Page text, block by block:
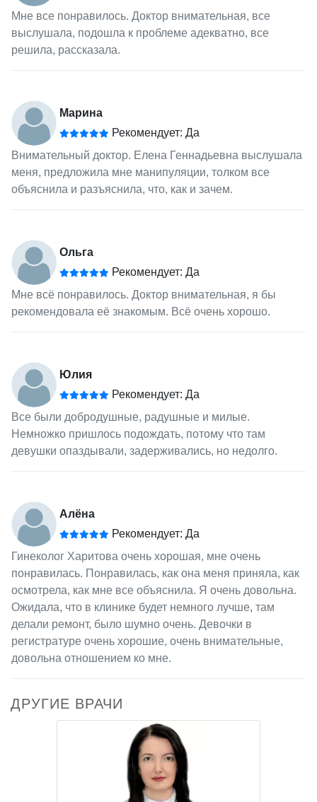
Мне все понравилось. Доктор внимательная, все
выслушала, подошла к проблеме адекватно, все
решила, рассказала.
Марина
Рекомендует: Да
Внимательный доктор. Елена Геннадьевна выслушала
меня, предложила мне манипуляции, толком все
объяснила и разъяснила, что, как и зачем.
Ольга
Рекомендует: Да
Мне всё понравилось. Доктор внимательная, я бы
рекомендовала её знакомым. Всё очень хорошо.
Юлия
Рекомендует: Да
Все были добродушные, радушные и милые.
Немножко пришлось подождать, потому что там
девушки опаздывали, задерживались, но недолго.
Алёна
Рекомендует: Да
Гинеколог Харитова очень хорошая, мне очень
понравилась. Понравилась, как она меня приняла, как
осмотрела, как мне все объяснила. Я очень довольна.
Ожидала, что в клинике будет немного лучше, там
делали ремонт, было шумно очень. Девочки в
регистратуре очень хорошие, очень внимательные,
довольна отношением ко мне.
ДРУГИЕ ВРАЧИ